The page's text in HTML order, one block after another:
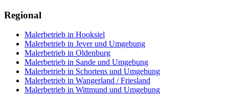
Regional
Malerbetrieb in Hooksiel
Malerbetrieb in Jever und Umgebung
Malerbetrieb in Oldenburg
Malerbetrieb in Sande und Umgebung
Malerbetrieb in Schortens und Umgebung
Malerbetrieb in Wangerland / Friesland
Malerbetrieb in Wittmund und Umgebung